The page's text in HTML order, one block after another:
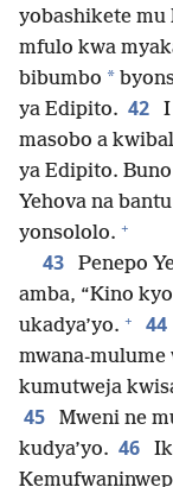
yobashikete mu
mfulo kwa
bibumbo *
ya Edipito. 42
I
masobo a
ya Edipito.
Yehova na
yonsololo. +
43
Penepo
amba, “Kino
ukadya’yo. + 44
mwana-
kumutweja
45
Mweni ne
kudya’yo. 46